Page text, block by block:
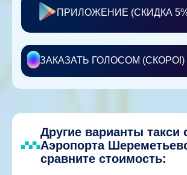
ПРИЛОЖЕНИЕ (СКИДКА
ЗАКАЗАТЬ ГОЛОСОМ (СКОРО!)
Другие варианты такси
Аэропорта
сравните стоимость: